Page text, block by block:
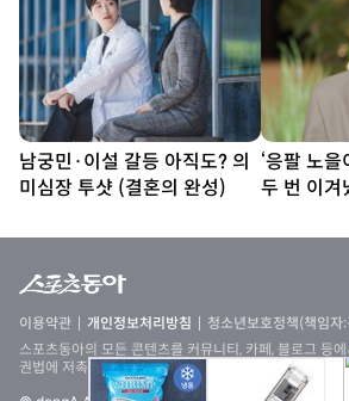
남궁민·이설 갈등 아직도? 의
미심장 투샷 (결혼의 완성)
‘응팔 노을
두 번 이
이용약관 개인정보처리방침 청소년보호정책(책임자
스포츠동아의 모든 콘텐츠를 커뮤니티, 카페, 블로그 등
권법에 저촉되며, 법적 제재를 받을 수 있습니다